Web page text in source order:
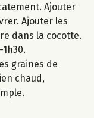
Ajouter
Ajouter les
dans la cocotte.
graines de
chaud,